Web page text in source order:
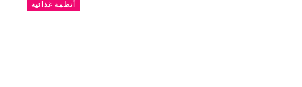
أنظمة غذائية